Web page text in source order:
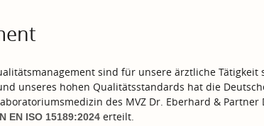
sind für unsere ärztliche Tätigkeit
unseres hohen Qualitätsstandards hat die
des MVZ Dr. Eberhard & Partner
EN ISO 15189:2024erteilt.